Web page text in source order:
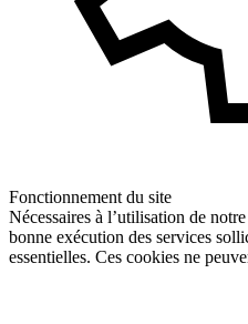
Fonctionnement du site
Nécessaires à l’utilisation de
bonne exécution des services
essentielles. Ces cookies ne